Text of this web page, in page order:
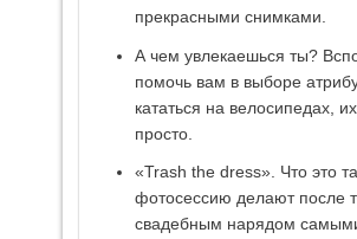
прекрасными снимками.
А чем увлекаешься ты?
помочь вам в выборе
кататься на велосипедах,
просто.
«Trash the dress». Что это
фотосессию делают после
свадебным нарядом